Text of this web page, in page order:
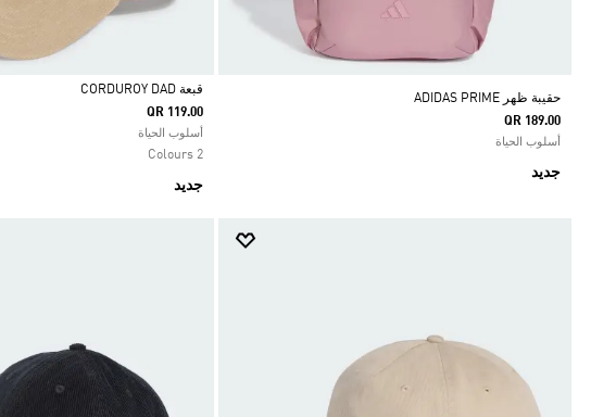
حقيبة ظهر ADIDAS PRIME
QR 189.00
أسلوب الحياة
جديد
Selected
قبعة CORDUROY DAD
QR 119.00
أسلوب الحياة
2 Colours
جديد